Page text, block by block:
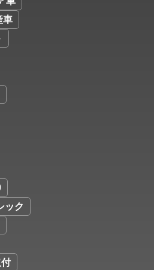
車
ック